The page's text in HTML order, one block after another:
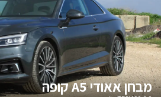
מבחןאאודי A5 קופה